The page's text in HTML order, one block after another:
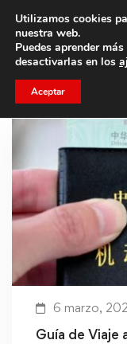
Trae a un amigo y
6 marzo,
Guía de Viaje
Utilizamos cookies
nuestra web.
Puedes aprender
desactivarlas en los
Aceptar